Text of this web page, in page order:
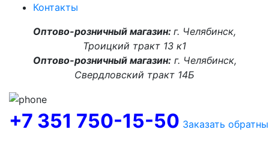
Контакты
Оптово-розничный магазин: г. Челябинск,
Троицкий тракт 13 к1
Оптово-розничный магазин:г. Челябинск,
Свердловский тракт 14Б
+7 351 750-15-50 Заказать